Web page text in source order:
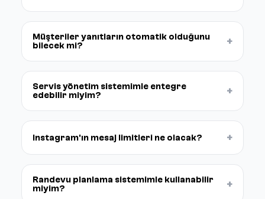
Müşteriler yanıtların otomatik olduğunu
bilecek mi?
+
Servis yönetim sistemimle entegre
edebilir miyim?
+
Instagram'ın mesaj limitleri ne olacak? +
Randevu planlama sistemimle kullanabilir
miyim?
+